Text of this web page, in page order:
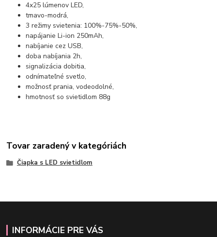
4x25 lúmenov LED,
tmavo-modrá,
3 režimy svietenia: 100%-75%-50%,
napájanie Li-ion 250mAh,
nabíjanie cez USB,
doba nabíjania 2h,
signalizácia dobitia,
odnímateľné svetlo,
možnosť prania, vodeodolné,
hmotnosť so svietidlom 88g
Tovar zaradený v kategóriách
Čiapka s LED svietidlom
INFORMÁCIE PRE VÁS